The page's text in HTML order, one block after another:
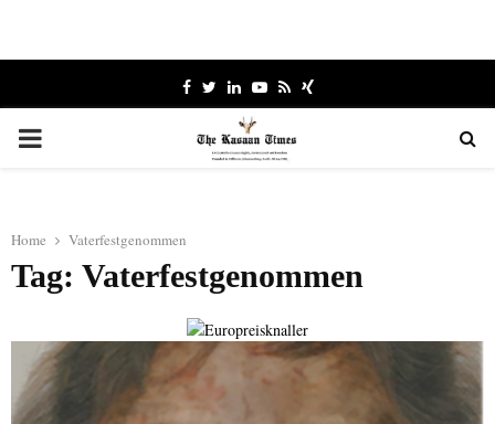
Facebook
TwitterLinkedinYoutube
RssXing
PRIMARY
Home Vaterfestgenommen
Tag: Vaterfestgenommen